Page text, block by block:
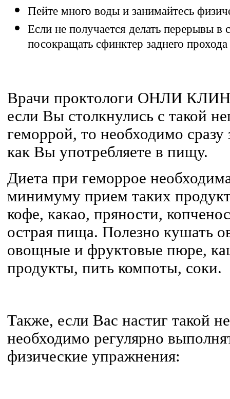
Пейте много воды и занимайтесь
Если не получается делать перерывы
посокращать сфинктер заднего
Врачи проктологи ОНЛИ
если Вы столкнулись с такой
геморрой, то необходимо сразу
как Вы употребляете в пищу.
Диета при геморрое
минимуму прием таких
кофе, какао, пряности,
острая пища. Полезно кушать
овощные и фруктовые пюре,
продукты, пить компоты, соки.
Также, если Вас настиг такой
необходимо регулярно
физические упражнения: